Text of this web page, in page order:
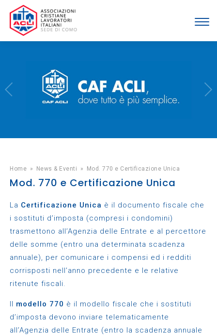
Home » News & Eventi » Mod. 770 e Certificazione Unica
Mod. 770 e Certificazione Unica
La Certificazione Unica è il documento fiscale che
i sostituti d’imposta (compresi i condomini)
trasmettono all’Agenzia delle Entrate e al percettore
delle somme (entro una determinata scadenza
annuale), per comunicare i compensi ed i redditi
corrisposti nell’anno precedente e le relative
ritenute fiscali.
Il modello 770 è il modello fiscale che i sostituti
d’imposta devono inviare telematicamente
all’Agenzia delle Entrate (entro la scadenza annuale